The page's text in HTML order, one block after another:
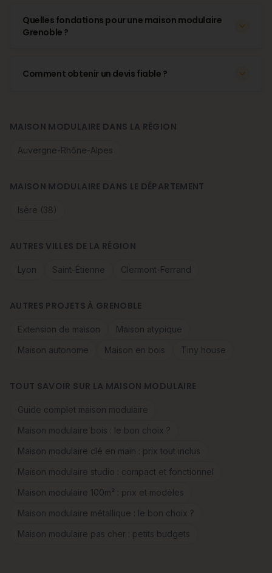
Quelles fondations pour une maison modulaire
Grenoble ?
Comment obtenir un devis fiable ?
MAISON MODULAIRE DANS LA RÉGION
Auvergne-Rhône-Alpes
MAISON MODULAIRE DANS LE DÉPARTEMENT
Isère (38)
AUTRES VILLES DE LA RÉGION
Lyon Saint-Étienne Clermont-Ferrand
AUTRES PROJETS À GRENOBLE
Extension de maison
Maison atypique
Maison autonome
Maison en bois Tiny house
TOUT SAVOIR SUR LA MAISON MODULAIRE
Guide complet maison modulaire
Maison modulaire bois : le bon choix ?
Maison modulaire clé en main : prix tout inclus
Maison modulaire studio : compact et fonctionnel
Maison modulaire 100m² : prix et modèles
Maison modulaire métallique : le bon choix ?
Maison modulaire pas cher : petits budgets